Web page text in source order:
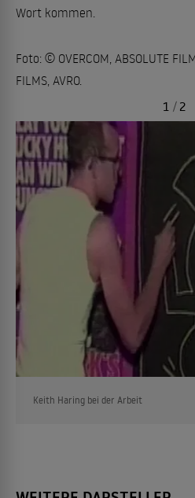
Wort kommen.
Foto: © OVERCOM, ABSOLUTE
FILMS, AVRO.
Keith Haring bei der Arbeit
1 / 2